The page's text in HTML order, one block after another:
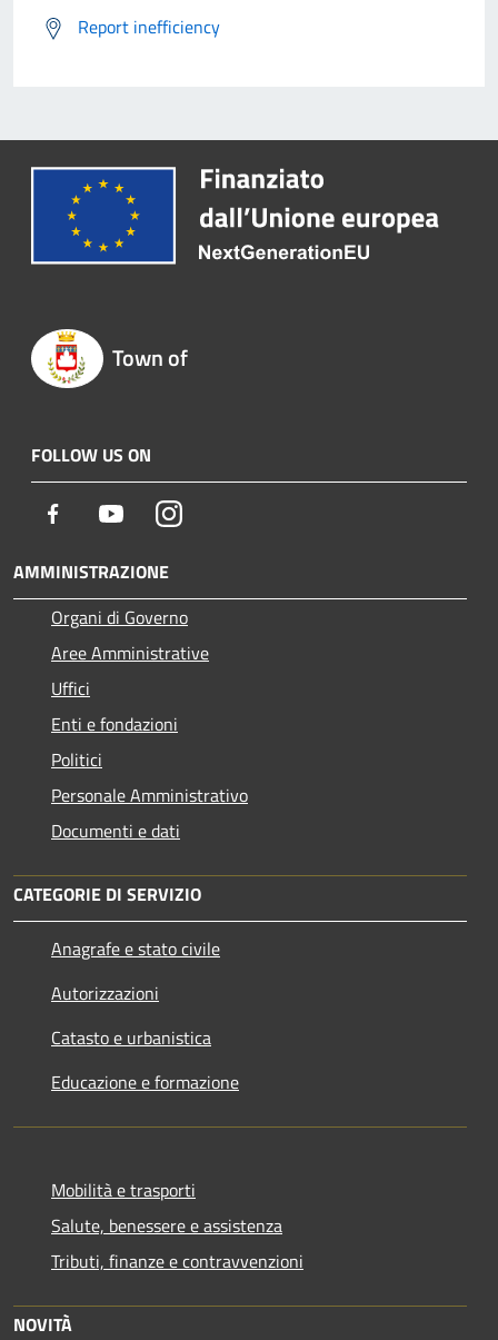
Report inefficiency
Town of
FOLLOW US ON
Facebook YoutubeInstagram
AMMINISTRAZIONE
Organi di Governo
Aree Amministrative
Uffici
Enti e fondazioni
Politici
Personale Amministrativo
Documenti e dati
CATEGORIE DI SERVIZIO
Anagrafe e stato civile
Autorizzazioni
Catasto e urbanistica
Educazione e formazione
Mobilità e trasporti
Salute, benessere e assistenza
Tributi, finanze e contravvenzioni
NOVITÀ